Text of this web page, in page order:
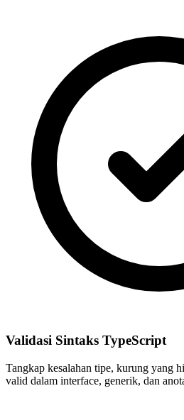
Validasi Sintaks TypeScript
Tangkap kesalahan tipe, kurung yang
valid dalam interface, generik, dan